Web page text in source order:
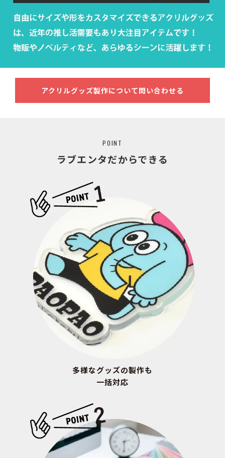
アクリルグッズ製作について問い合わせる
POINT
ラブエンタだからできる
多様なグッズの製作も
一括対応